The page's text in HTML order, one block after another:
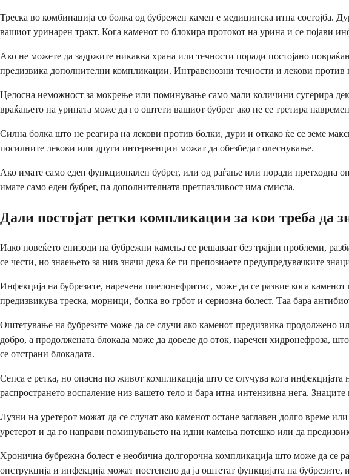
Треска во комбинација со болка од бубрежен камен е медицинска итна состојба.
вашиот уринарен тракт. Кога каменот го блокира протокот на урина и се појави
Ако не можете да задржите никаква храна или течности поради постојано
предизвика дополнителни компликации. Интравенозни течности и лекови против
Целосна неможност за мокрење или поминување само мали количини сугерира
враќањето на урината може да го оштети вашиот бубрег ако не се третира
Силна болка што не реагира на лекови против болки, дури и откако ќе се земе
посилните лекови или други интервенции можат да обезбедат олеснување.
Ако имате само еден функционален бубрег, или од раѓање или поради претходна
имате само еден бубрег, па дополнителната претпазливост има смисла.
Дали постојат ретки компликации за кои треба да
Иако повеќето епизоди на бубрежни камења се решаваат без трајни проблеми,
се чести, но знаењето за нив значи дека ќе ги препознаете предупредувачките
Инфекција на бубрезите, наречена пиелонефритис, може да се развие кога
предизвикува треска, морници, болка во грбот и сериозна болест. Таа бара
Оштетување на бубрезите може да се случи ако каменот предизвика продолжено
добро, а продолжената блокада може да доведе до оток, наречен хидронефроза,
се отстрани блокадата.
Сепса е ретка, но опасна по живот компликација што се случува кога
распространето воспаление низ вашето тело и бара итна интензивна нега.
Лузни на уретерот можат да се случат ако каменот остане заглавен долго време
уретерот и да го направи поминувањето на идни камења потешко или да
Хронична бубрежна болест е необична долгорочна компликација што може да се
опструкција и инфекција можат постепено да ја оштетат функцијата на